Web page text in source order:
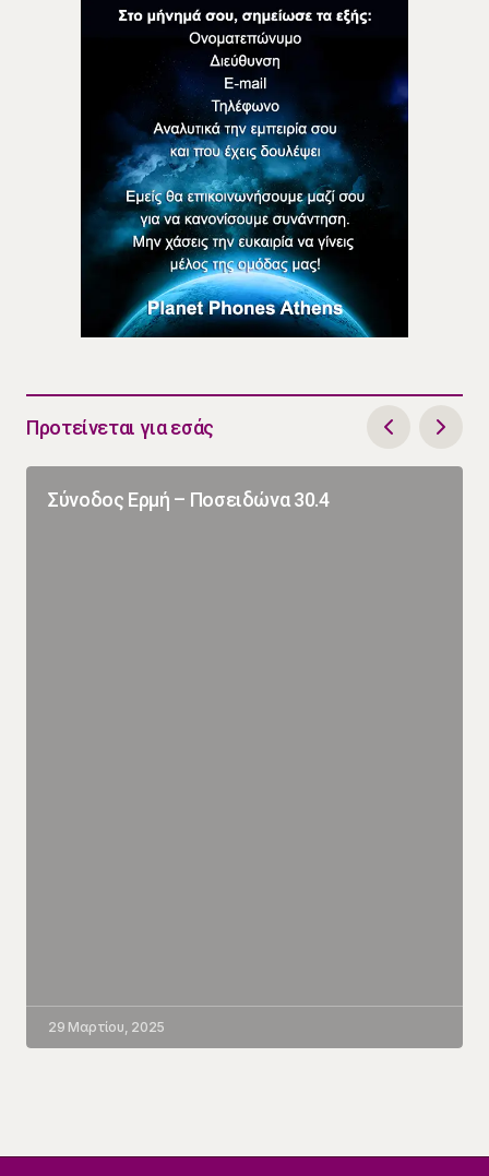
Προτείνεται για εσάς
Σύνοδος Ερμή – Ποσειδώνα 30.4
29 Μαρτίου, 2025